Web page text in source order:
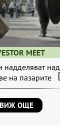
MEET
надделяват над
на пазарите
ВИЖ ОЩЕ